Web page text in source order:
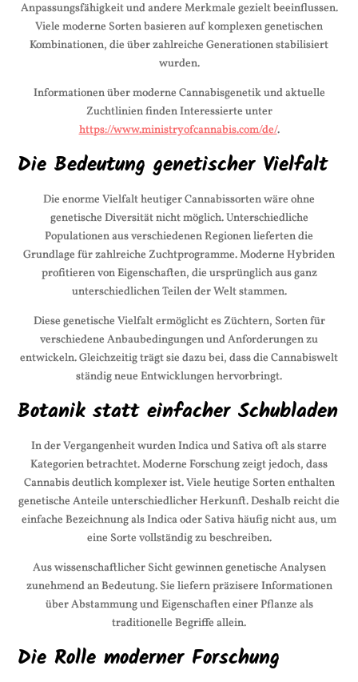
Anpassungsfähigkeit und andere Merkmale gezielt beeinflussen.
Viele moderne Sorten basieren auf komplexen genetischen
Kombinationen, die über zahlreiche Generationen stabilisiert
wurden.
Informationen über moderne Cannabisgenetik und aktuelle
Zuchtlinien finden Interessierte unter
https://www.ministryofcannabis.com/de/.
Die Bedeutung genetischer Vielfalt
Die enorme Vielfalt heutiger Cannabissorten wäre ohne
genetische Diversität nicht möglich. Unterschiedliche
Populationen aus verschiedenen Regionen lieferten die
Grundlage für zahlreiche Zuchtprogramme. Moderne Hybriden
profitieren von Eigenschaften, die ursprünglich aus ganz
unterschiedlichen Teilen der Welt stammen.
Diese genetische Vielfalt ermöglicht es Züchtern, Sorten für
verschiedene Anbaubedingungen und Anforderungen zu
entwickeln. Gleichzeitig trägt sie dazu bei, dass die Cannabiswelt
ständig neue Entwicklungen hervorbringt.
Botanik statt einfacher Schubladen
In der Vergangenheit wurden Indica und Sativa oft als starre
Kategorien betrachtet. Moderne Forschung zeigt jedoch, dass
Cannabis deutlich komplexer ist. Viele heutige Sorten enthalten
genetische Anteile unterschiedlicher Herkunft. Deshalb reicht die
einfache Bezeichnung als Indica oder Sativa häufig nicht aus, um
eine Sorte vollständig zu beschreiben.
Aus wissenschaftlicher Sicht gewinnen genetische Analysen
zunehmend an Bedeutung. Sie liefern präzisere Informationen
über Abstammung und Eigenschaften einer Pflanze als
traditionelle Begriffe allein.
Die Rolle moderner Forschung